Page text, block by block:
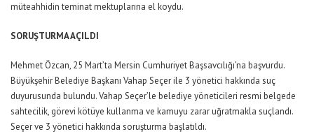
müteahhidin teminat mektuplarına el koydu.
SORUŞTURMA AÇILDI
Mehmet Özcan, 25 Mart’ta Mersin Cumhuriyet Başsavcılığı’na başvurdu.
Büyükşehir Belediye Başkanı Vahap Seçer ile 3 yönetici hakkında suç
duyurusunda bulundu. Vahap Seçer’le belediye yöneticileri resmi belgede
sahtecilik, görevi kötüye kullanma ve kamuyu zarar uğratmakla suçlandı.
Seçer ve 3 yönetici hakkında soruşturma başlatıldı.